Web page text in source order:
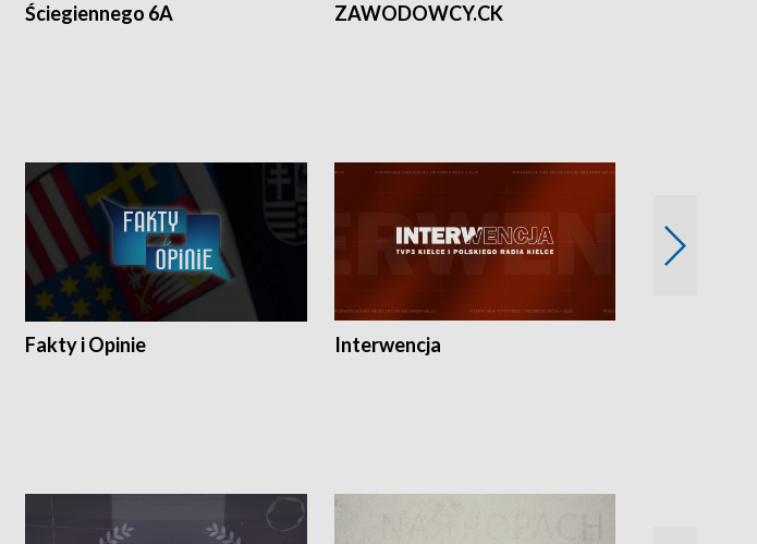
Ściegiennego 6A ZAWODOWCY.CK
Fakty i Opinie Interwencja